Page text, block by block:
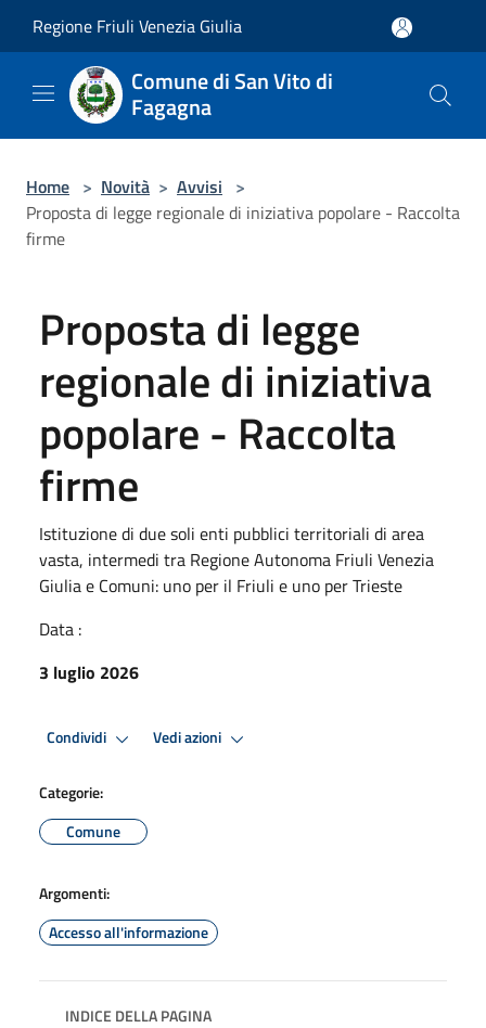
Regione Friuli Venezia Giulia
Comune di San Vito di
Fagagna
Home > Novità > Avvisi >
Proposta di legge regionale di iniziativa popolare - Raccolta
firme
Proposta di legge
regionale di iniziativa
popolare - Raccolta
firme
Istituzione di due soli enti pubblici territoriali di area
vasta, intermedi tra Regione Autonoma Friuli Venezia
Giulia e Comuni: uno per il Friuli e uno per Trieste
Data :
3 luglio 2026
Condividi Vedi azioni
Categorie:
Comune
Argomenti:
Accesso all'informazione
INDICE DELLA PAGINA